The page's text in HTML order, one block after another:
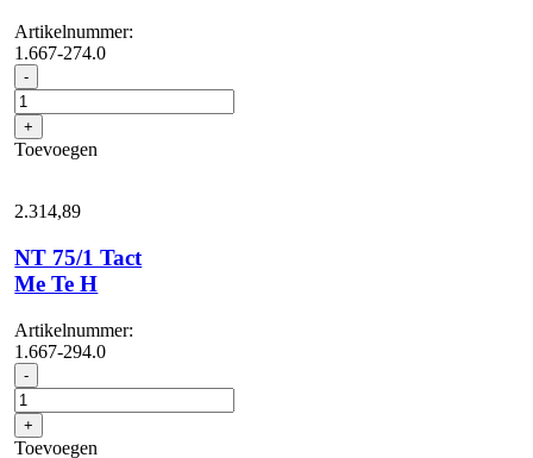
Artikelnummer:
1.667-274.0
- NT
70/3
Me
Tc
aantal
+
Toevoegen
2.314,89
NT 75/1 Tact
Me Te H
Artikelnummer:
1.667-294.0
- NT
75/1
Tact
Me
+
Toevoegen